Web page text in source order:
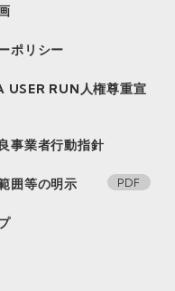
ポリシー
USER RUN人権尊重宣
事業者行動指針
囲等の明示